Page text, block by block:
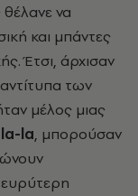
να
και μπάντες
Έτσι, άρχισαν
των
μέλος μιας
la, μπορούσαν
ευρύτερη